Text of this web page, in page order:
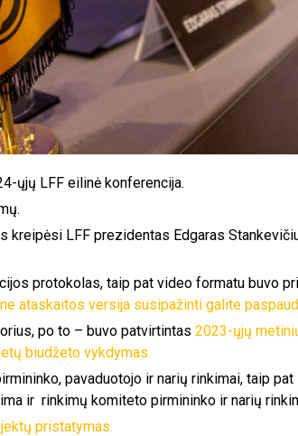
ųjų LFF eilinė konferencija.
LFF prezidentas Edgaras
protokolas, taip pat video formatu buvo
ataskaitos versija susipažinti galite
po to – buvo patvirtintas 2023-ųjų
biudžeto vykdymas.
pavaduotojo ir narių rinkimai, taip pat
ir rinkimų komiteto pirmininko ir narių
pristatymas.